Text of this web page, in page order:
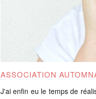
ASSOCIATION
J'ai enfin eu le temps de